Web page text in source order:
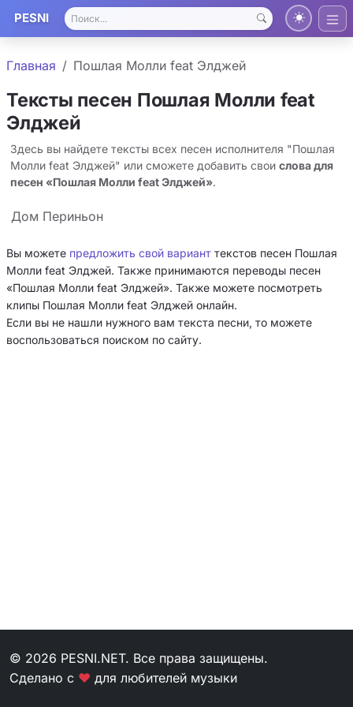
PESNI
Главная Пошлая Молли feat Элджей
Тексты песен Пошлая Молли feat
Элджей
Здесь вы найдете тексты всех песен исполнителя "Пошлая
Молли feat Элджей" или сможете добавить свои слова для
песен «Пошлая Молли feat Элджей».
Дом Периньон
Вы можете предложить свой вариант текстов песен Пошлая
Молли feat Элджей. Также принимаются переводы песен
«Пошлая Молли feat Элджей». Также можете посмотреть
клипы Пошлая Молли feat Элджей онлайн.
Если вы не нашли нужного вам текста песни, то можете
воспользоваться поиском по сайту.
© 2026 PESNI.NET. Все права защищены.
Сделано с ❤ для любителей музыки